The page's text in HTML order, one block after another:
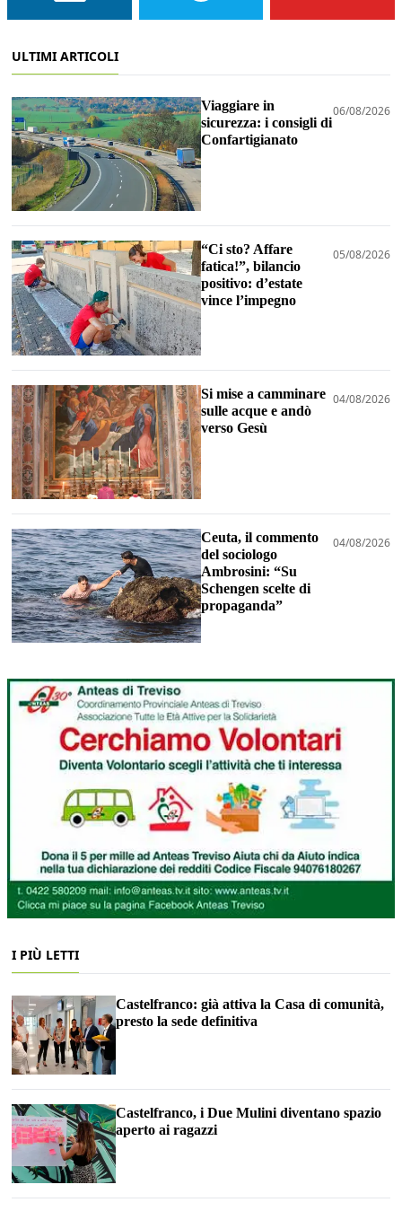
ULTIMI ARTICOLI
Viaggiare in
sicurezza: i consigli di
Confartigianato
06/08/2026
“Ci sto? Affare
fatica!”, bilancio
positivo: d’estate
vince l’impegno
05/08/2026
Si mise a camminare
sulle acque e andò
verso Gesù
04/08/2026
Ceuta, il commento
del sociologo
Ambrosini: “Su
Schengen scelte di
propaganda”
04/08/2026
I PIÙ LETTI
Castelfranco: già attiva la Casa di comunità,
presto la sede definitiva
Castelfranco, i Due Mulini diventano spazio
aperto ai ragazzi